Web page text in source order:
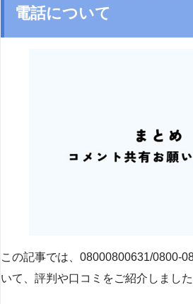
電話について
この記事では、08000800631/0800-
いて、評判や口コミをご紹介しました